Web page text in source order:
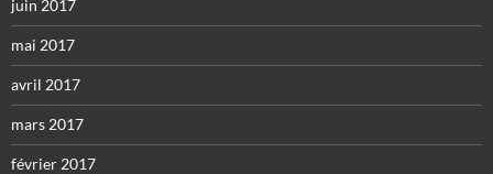
juin 2017
mai 2017
avril 2017
mars 2017
février 2017